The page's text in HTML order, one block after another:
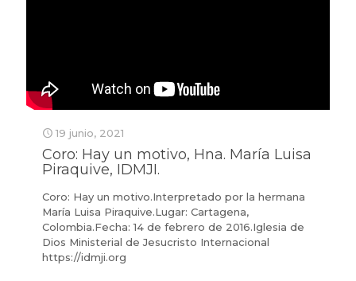
19 junio, 2021
Coro: Hay un motivo, Hna. María Luisa
Piraquive, IDMJI.
Coro: Hay un motivo.Interpretado por la hermana
María Luisa Piraquive.Lugar: Cartagena,
Colombia.Fecha: 14 de febrero de 2016.Iglesia de
Dios Ministerial de Jesucristo Internacional
https://idmji.org